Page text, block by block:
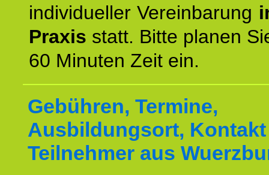
individueller Vereinbarung
Praxis statt. Bitte planen
60 Minuten Zeit ein.
Gebühren, Termine,
Ausbildungsort,
Teilnehmer aus